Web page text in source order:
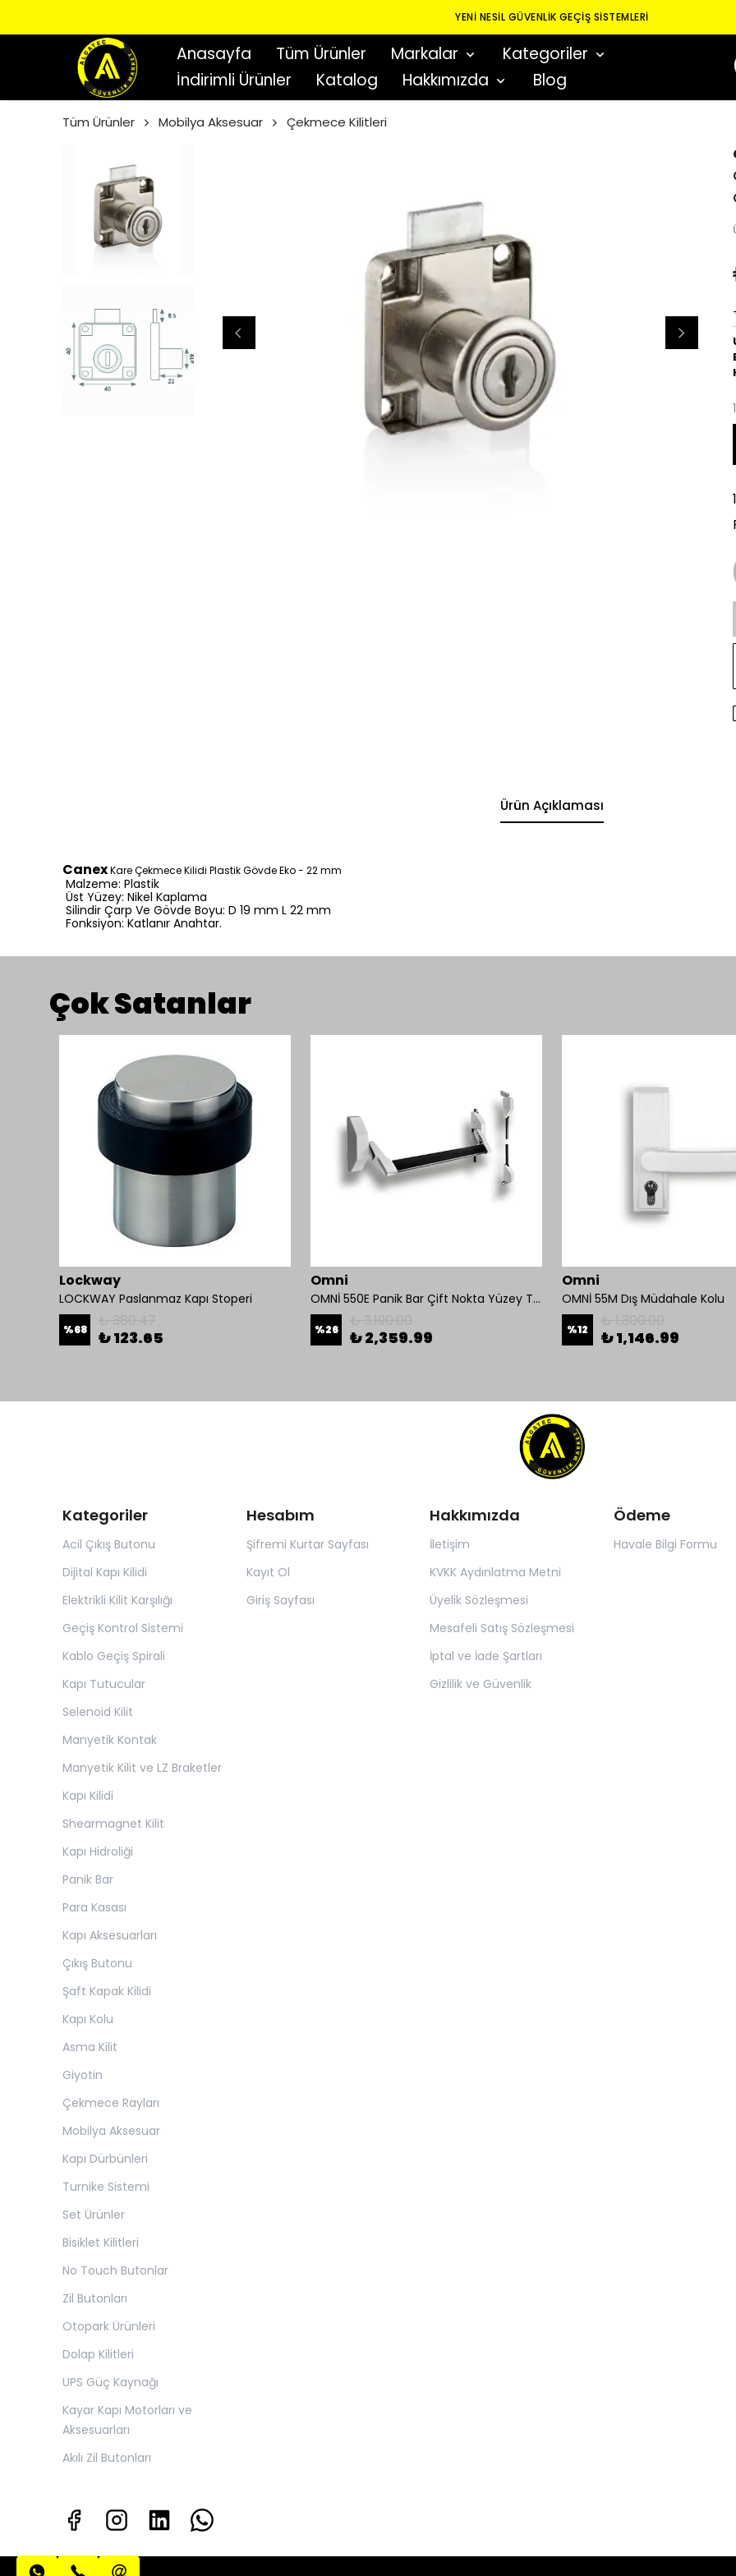
YENI NESIL GÜVENLIK GEÇIŞ SISTEMLERI
Anasayfa Tüm Ürünler Markalar
Kategoriler
İndirimli Ürünler
Katalog Hakkımızda Blog
Tüm Ürünler Mobilya Aksesuar Çekmece Kilitleri
Ürün Açıklaması
CanexKare Çekmece Kilidi Plastik Gövde Eko - 22 mm
Malzeme: Plastik
Üst Yüzey: Nikel Kaplama
Silindir Çarp Ve Gövde Boyu: D 19 mm L 22 mm
Fonksiyon: Katlanır Anahtar.
Çok Satanlar
Lockway
LOCKWAY Paslanmaz Kapı Stoperi
%68 ₺ 123.65
Omni
OMNİ 550E Panik Bar Çift Nokta Yüzey Tip
%26 ₺ 2,359.99
Omni
OMNİ 55M Dış Müdahale Kolu
%12 ₺ 1,146.99
Kategoriler
Acil Çıkış Butonu
Dijital Kapı Kilidi
Elektrikli Kilit Karşılığı
Geçiş Kontrol Sistemi
Kablo Geçiş Spirali
Kapı Tutucular
Selenoid Kilit
Manyetik Kontak
Manyetik Kilit ve LZ Braketler
Kapı Kilidi
Shearmagnet Kilit
Kapı Hidroliği
Panik Bar
Para Kasası
Kapı Aksesuarları
Çıkış Butonu
Şaft Kapak Kilidi
Kapı Kolu
Asma Kilit
Giyotin
Çekmece Rayları
Mobilya Aksesuar
Kapı Dürbünleri
Turnike Sistemi
Set Ürünler
Bisiklet Kilitleri
No Touch Butonlar
Zil Butonları
Otopark Ürünleri
Dolap Kilitleri
UPS Güç Kaynağı
Kayar Kapı Motorları ve
Aksesuarları
Akılı Zil Butonları
Hesabım
Şifremi Kurtar Sayfası
Kayıt Ol
Giriş Sayfası
Hakkımızda
İletişim
KVKK Aydınlatma Metni
Üyelik Sözleşmesi
Mesafeli Satış Sözleşmesi
İptal ve İade Şartları
Gizlilik ve Güvenlik
Ödeme
Havale Bilgi Formu